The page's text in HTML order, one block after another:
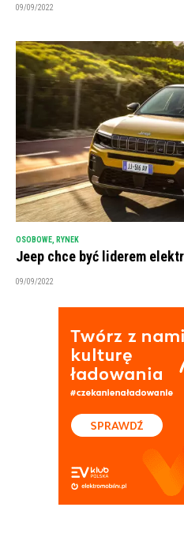
09/09/2022
OSOBOWE RYNEK
Jeep chce być liderem
09/09/2022